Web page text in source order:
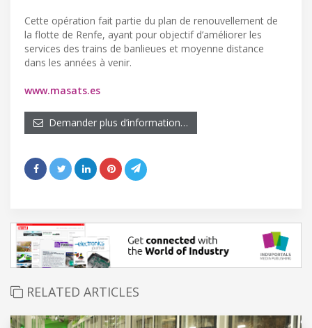
Cette opération fait partie du plan de renouvellement de
la flotte de Renfe, ayant pour objectif d’améliorer les
services des trains de banlieues et moyenne distance
dans les années à venir.
www.masats.es
Demander plus d’information…
RELATED ARTICLES